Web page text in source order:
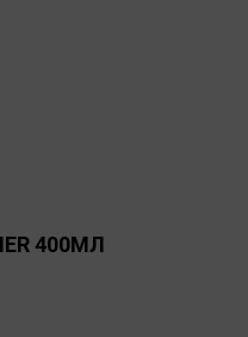
400МЛ